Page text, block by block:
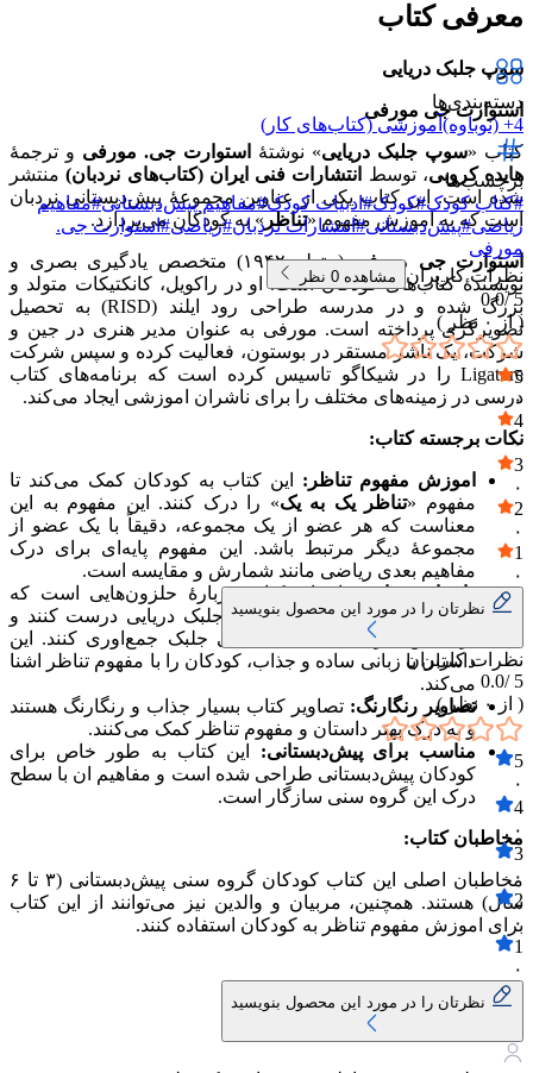
معرفی کتاب
سوپ جلبک دریایی
استوارت جی مورفی
کتاب «سوپ جلبک دریایی» نوشتهٔ استوارت جی. مورفی و ترجمهٔ
هایده کروبی، توسط انتشارات فنی ایران (کتاب‌های نردبان)منتشر
شده است. این کتاب یکی از عناوین مجموعهٔ پیش‌دبستانی نردبان
است که به اموزش مفهوم «تناظر » به کودکان می‌پردازد.
استوارت جی مورفی
(متولد ۱۹۴۲) متخصص یادگیری بصری و
نویسندهٔ کتاب‌های کودکان است. او در راکویل، کانکتیکات متولد و
بزرگ شده و در مدرسه طراحی رود ایلند (RISD) به تحصیل
تصویرگری پرداخته است. مورفی به عنوان مدیر هنری در جین و
شرکت، یک ناشر مستقر در بوستون، فعالیت کرده و سپس شرکت
Ligature را در شیکاگو تاسیس کرده است که برنامه‌های کتاب
درسی در زمینه‌های مختلف را برای ناشران اموزشی ایجاد می‌کند.
نکات برجسته کتاب:
اموزش مفهوم تناظر: این کتاب به کودکان کمک می‌کند تا
مفهوم «تناظر یک به یک» را درک کنند. این مفهوم به این
معناست که هر عضو از یک مجموعه، دقیقاً با یک عضو از
مجموعهٔ دیگر مرتبط باشد. این مفهوم پایه‌ای برای درک
مفاهیم بعدی ریاضی مانند شمارش و مقایسه است.
داستان جذاب:داستان کتاب دربارهٔ حلزون‌هایی است که
می‌خواهند برای خودشان سوپ جلبک دریایی درست کنند و
برای این کار، باید به تعداد کافی جلبک جمع‌اوری کنند. این
داستان با زبانی ساده و جذاب، کودکان را با مفهوم تناظر اشنا
می‌کند.
تصاویر رنگارنگ:تصاویر کتاب بسیار جذاب و رنگارنگ هستند
و به درک بهتر داستان و مفهوم تناظر کمک می‌کنند.
مناسب برای پیش‌دبستانی:
این کتاب به طور خاص برای
کودکان پیش‌دبستانی طراحی شده است و مفاهیم ان با سطح
درک این گروه سنی سازگار است.
مخاطبان کتاب:
مخاطبان اصلی این کتاب کودکان گروه سنی پیش‌دبستانی (۳ تا ۶
سال) هستند. همچنین، مربیان و والدین نیز می‌توانند از این کتاب
برای اموزش مفهوم تناظر به کودکان استفاده کنند.
دسته‌بندی‌ها
4+ (نوباوه)
آموزشی (کتاب‌های کار)
برچسب‌ها
#کتاب کودک#کودک#ادبیات کودک#مفاهیم پیش‌دبستانی#مفاهیم
ریاضی#پیش‌دبستانی#انتشارات نردبان#ریاضی#استوارت جی.
مورفی
نظرات کاربران
مشاهده 0 نظر
5 /
0.0
( از ۰ نظر )
5
۰
4
۰
3
۰
2
۰
1
۰
نظرتان را در مورد این محصول بنویسید
نظرات کاربران
5 /
0.0
( از ۰ نظر )
5
۰
4
۰
3
۰
2
۰
1
۰
نظرتان را در مورد این محصول بنویسید